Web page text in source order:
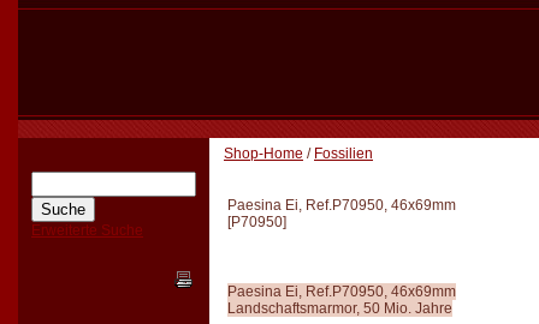
Erweiterte Suche
Shop-Home / Fossilien
Paesina Ei, Ref.P70950, 46x69mm
[P70950]
Paesina Ei, Ref.P70950, 46x69mm
Landschaftsmarmor, 50 Mio. Jahre